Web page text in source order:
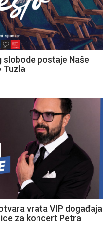
postaje Naše
Tuzla
vrata VIP događaja
za koncert Petra